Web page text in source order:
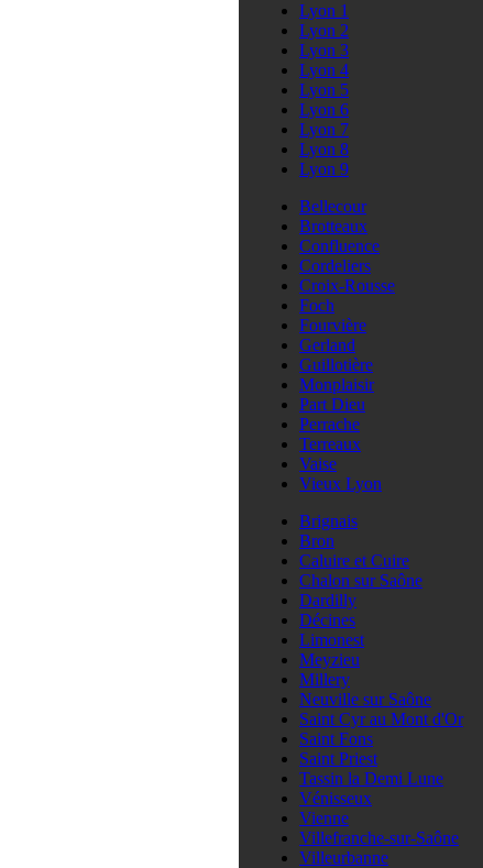
Lyon 1
Lyon 2
Lyon 3
Lyon 4
Lyon 5
Lyon 6
Lyon 7
Lyon 8
Lyon 9
Bellecour
Brotteaux
Confluence
Cordeliers
Croix-Rousse
Foch
Fourvière
Gerland
Guillotière
Monplaisir
Part Dieu
Perrache
Terreaux
Vaise
Vieux Lyon
Brignais
Bron
Caluire et Cuire
Chalon sur Saône
Dardilly
Décines
Limonest
Meyzieu
Millery
Neuville sur Saône
Saint Cyr au Mont d'Or
Saint Fons
Saint Priest
Tassin la Demi Lune
Vénisseux
Vienne
Villefranche-sur-Saône
Villeurbanne